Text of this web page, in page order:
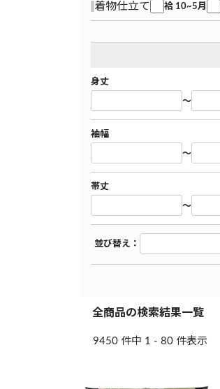
着物仕立て 袷 10~5月
身丈
～
袖幅
～
帯丈
～
並び替え：
全商品の検索結果一覧
9450 件中 1 - 80 件表示